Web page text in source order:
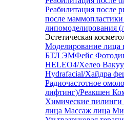
Реабилитация после
после маммопластики
липомоделирования
Эстетическая
Моделирование лица
БТЛ ЭМФейс
HELEO4/Хелео
Hydrafacial/Хайдра
Радиочастотное
лифтинг)/Реакшен
Химические пилинги
лица Массаж лица